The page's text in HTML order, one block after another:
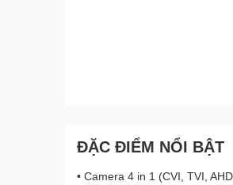
ĐẶC ĐIỂM NỔI BẬT
• Camera 4 in 1 (CVI, TVI,